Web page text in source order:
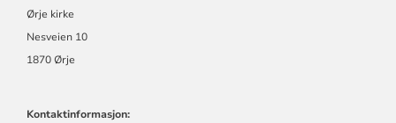
Ørje kirke
Nesveien 10
1870 Ørje
Kontaktinformasjon: